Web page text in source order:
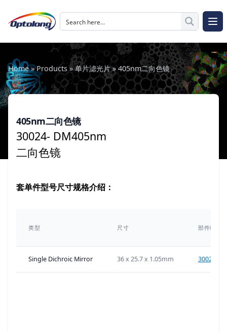
The Logo of Optolong Optics Co., Ltd.
打
Home»Products»单片滤光片» 405nm二向色镜
405nm二向色镜
30024- DM405nm
二向色镜
套单件型号尺寸规格介绍：
类型 尺寸 部件编号
Single Dichroic Mirror 36 x 25.7 x 1.05mm 30024-